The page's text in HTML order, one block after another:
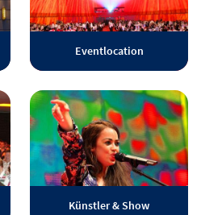
Eventlocation
Künstler & Show